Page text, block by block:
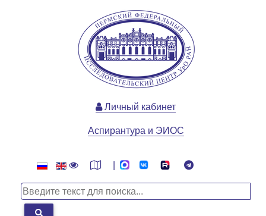
Личный кабинет
Аспирантура и ЭИОС